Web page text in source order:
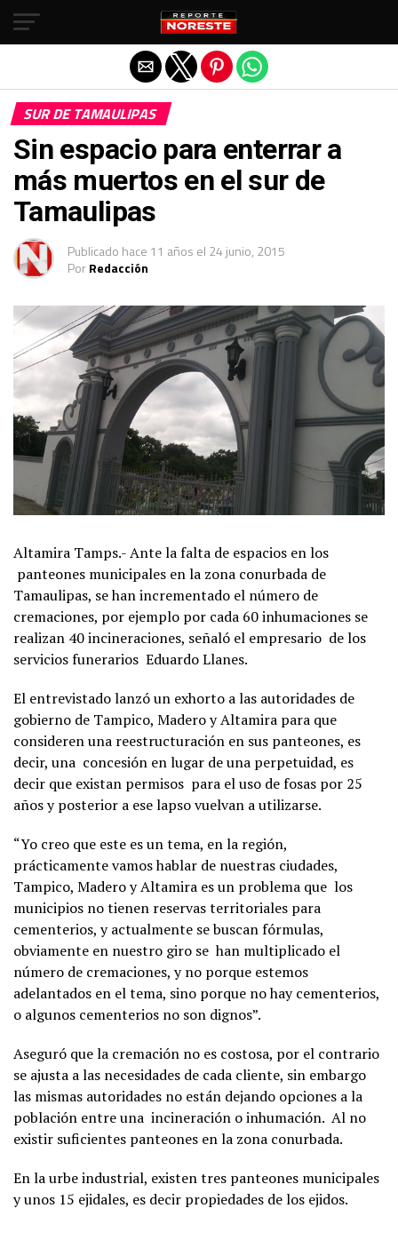
SUR DE TAMAULIPAS
Sin espacio para enterrar a
más muertos en el sur de
Tamaulipas
Publicado hace 11 años el 24 junio, 2015
PorRedacción
Altamira Tamps.- Ante la falta de espacios en los
panteones municipales en la zona conurbada de
Tamaulipas, se han incrementado el número de
cremaciones, por ejemplo por cada 60 inhumaciones se
realizan 40 incineraciones, señaló el empresario de los
servicios funerarios Eduardo Llanes.
El entrevistado lanzó un exhorto a las autoridades de
gobierno de Tampico, Madero y Altamira para que
consideren una reestructuración en sus panteones, es
decir, una concesión en lugar de una perpetuidad, es
decir que existan permisos para el uso de fosas por 25
años y posterior a ese lapso vuelvan a utilizarse.
“Yo creo que este es un tema, en la región,
prácticamente vamos hablar de nuestras ciudades,
Tampico, Madero y Altamira es un problema que los
municipios no tienen reservas territoriales para
cementerios, y actualmente se buscan fórmulas,
obviamente en nuestro giro se han multiplicado el
número de cremaciones, y no porque estemos
adelantados en el tema, sino porque no hay cementerios,
o algunos cementerios no son dignos”.
Aseguró que la cremación no es costosa, por el contrario
se ajusta a las necesidades de cada cliente, sin embargo
las mismas autoridades no están dejando opciones a la
población entre una incineración o inhumación. Al no
existir suficientes panteones en la zona conurbada.
En la urbe industrial, existen tres panteones municipales
y unos 15 ejidales, es decir propiedades de los ejidos.
Salir de la versión móvil